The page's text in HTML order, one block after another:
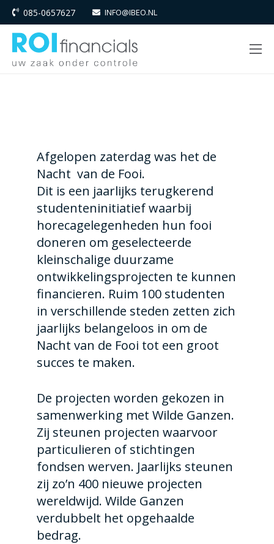
085-0657627 INFO@IBEO.NL
Afgelopen zaterdag was het de
Nacht van de Fooi.
Dit is een jaarlijks terugkerend
studenteninitiatief waarbij
horecagelegenheden hun fooi
doneren om geselecteerde
kleinschalige duurzame
ontwikkelingsprojecten te kunnen
financieren. Ruim 100 studenten
in verschillende steden zetten zich
jaarlijks belangeloos in om de
Nacht van de Fooi tot een groot
succes te maken.
De projecten worden gekozen in
samenwerking met Wilde Ganzen.
Zij steunen projecten waarvoor
particulieren of stichtingen
fondsen werven. Jaarlijks steunen
zij zo’n 400 nieuwe projecten
wereldwijd. Wilde Ganzen
verdubbelt het opgehaalde
bedrag.